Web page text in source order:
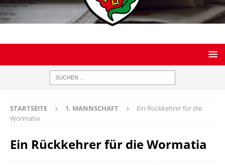
STARTSEITE 1. MANNSCHAFT
Ein Rückkehrer für die
Wormatia
Ein Rückkehrer für die Wormatia